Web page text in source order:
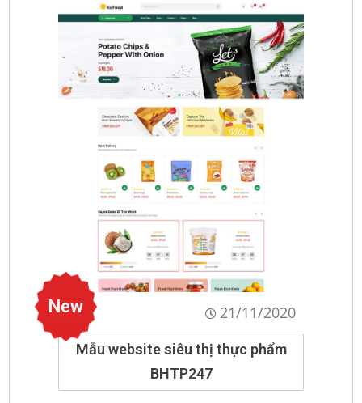
New 21/11/2020
Mẫu website siêu thị thực phẩm
BHTP247